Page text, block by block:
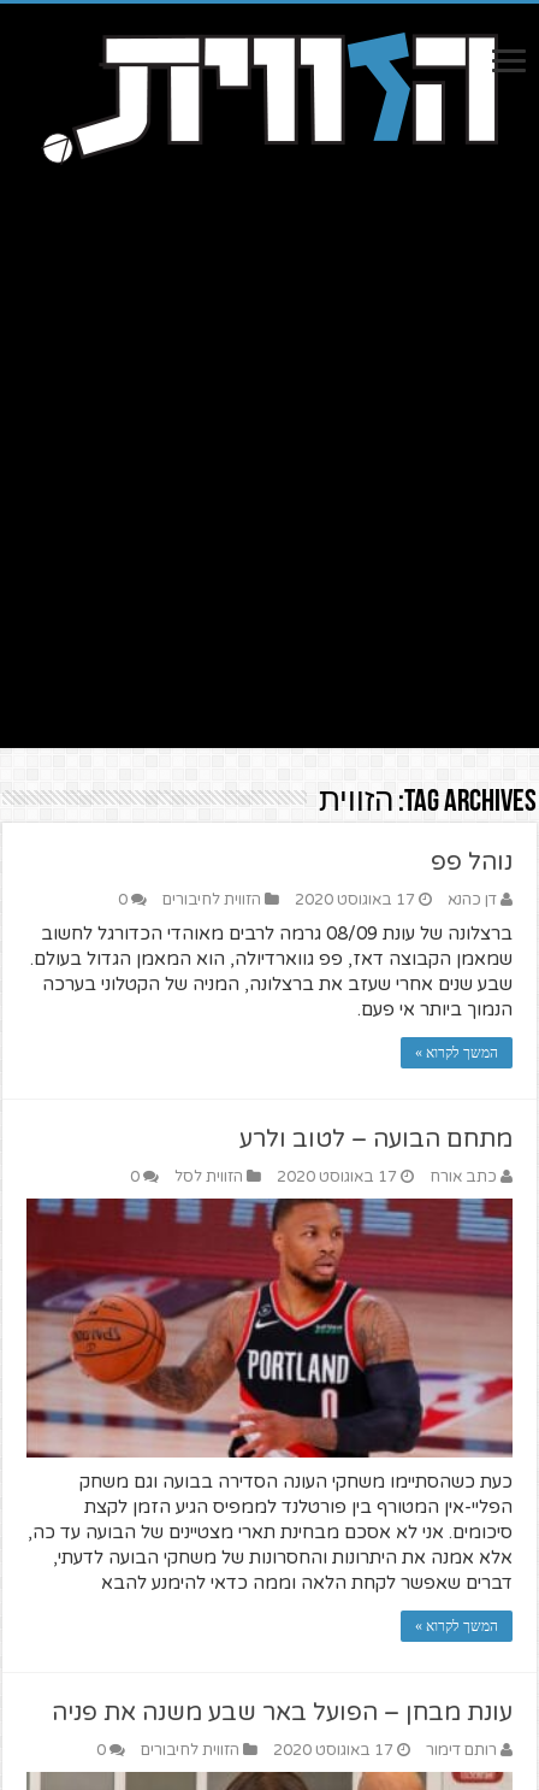
Tag Archives: הזווית
נוהל פפ
דן כהנא 17 באוגוסט 2020 הזווית לחיבורים 0
ברצלונה של עונת 08/09 גרמה לרבים מאוהדי הכדורגל לחשוב
שמאמן הקבוצה דאז, פפ גווארדיולה, הוא המאמן הגדול בעולם.
שבע שנים אחרי שעזב את ברצלונה, המניה של הקטלוני בערכה
הנמוך ביותר אי פעם.
המשך לקרוא »
מתחם הבועה – לטוב ולרע
כתב אורח 17 באוגוסט 2020 הזווית לסל 0
כעת כשהסתיימו משחקי העונה הסדירה בבועה וגם משחק
הפליי-אין המטורף בין פורטלנד לממפיס הגיע הזמן לקצת
סיכומים. אני לא אסכם מבחינת תארי מצטיינים של הבועה עד כה,
אלא אמנה את היתרונות והחסרונות של משחקי הבועה לדעתי,
דברים שאפשר לקחת הלאה וממה כדאי להימנע להבא
המשך לקרוא »
עונת מבחן – הפועל באר שבע משנה את פניה
רותם דימור 17 באוגוסט 2020 הזווית לחיבורים 0